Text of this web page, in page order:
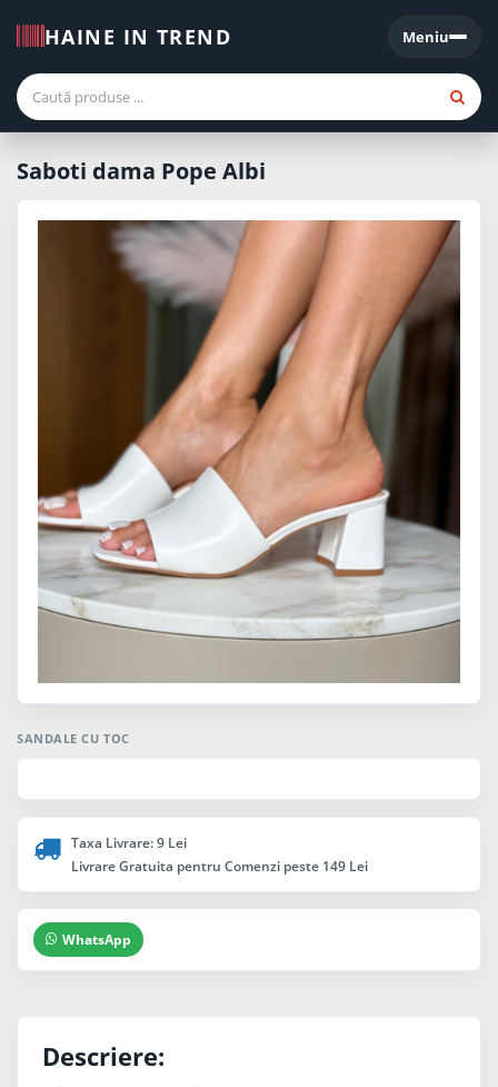
HAINE IN TREND Meniu
Meniu
Saboti dama Pope Albi
SANDALE CU TOC
Taxa Livrare: 9 Lei
Livrare Gratuita pentru Comenzi peste 149 Lei
WhatsApp
Descriere: